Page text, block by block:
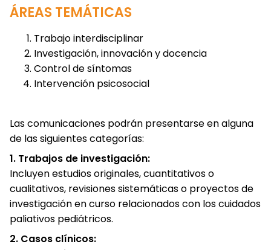
ÁREAS TEMÁTICAS
Trabajo interdisciplinar
Investigación, innovación y docencia
Control de síntomas
Intervención psicosocial
Las comunicaciones podrán presentarse en alguna
de las siguientes categorías:
1. Trabajos de investigación:
Incluyen estudios originales, cuantitativos o
cualitativos, revisiones sistemáticas o proyectos de
investigación en curso relacionados con los cuidados
paliativos pediátricos.
2. Casos clínicos: